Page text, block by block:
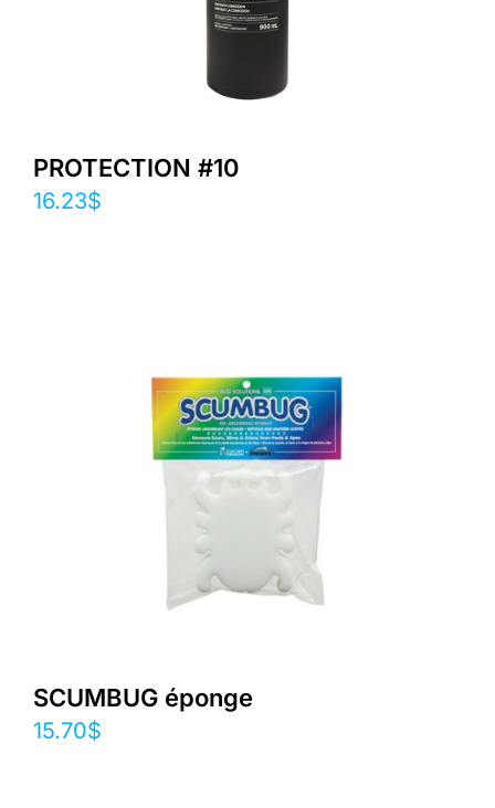
PROTECTION #10
16.23$
SCUMBUG éponge
15.70$